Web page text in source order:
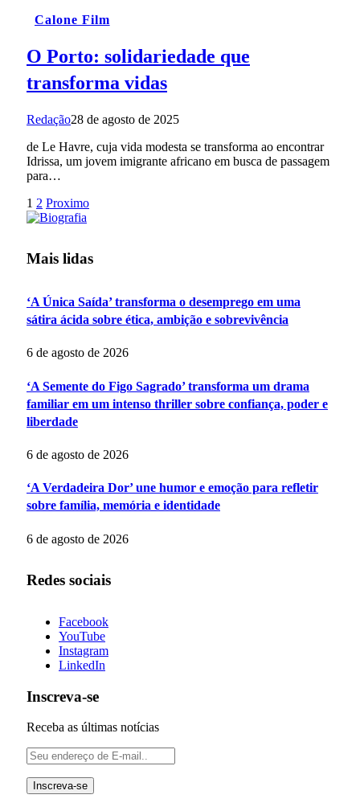
Calone Film
O Porto: solidariedade que
transforma vidas
Redação28 de agosto de 2025
de Le Havre, cuja vida modesta se transforma ao encontrar
Idrissa, um jovem imigrante africano em busca de passagem
para…
1 2 Proximo
Mais lidas
‘A Única Saída’ transforma o desemprego em uma
sátira ácida sobre ética, ambição e sobrevivência
6 de agosto de 2026
‘A Semente do Figo Sagrado’ transforma um drama
familiar em um intenso thriller sobre confiança, poder e
liberdade
6 de agosto de 2026
‘A Verdadeira Dor’ une humor e emoção para refletir
sobre família, memória e identidade
6 de agosto de 2026
Redes sociais
Facebook
YouTube
Instagram
LinkedIn
Inscreva-se
Receba as últimas notícias